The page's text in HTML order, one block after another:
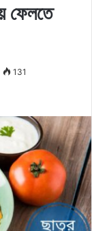
ফেলতে
131